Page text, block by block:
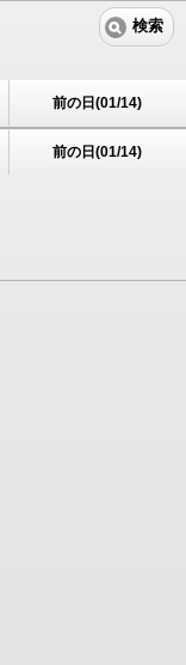
検索
前の日(01/14)
前の日(01/14)